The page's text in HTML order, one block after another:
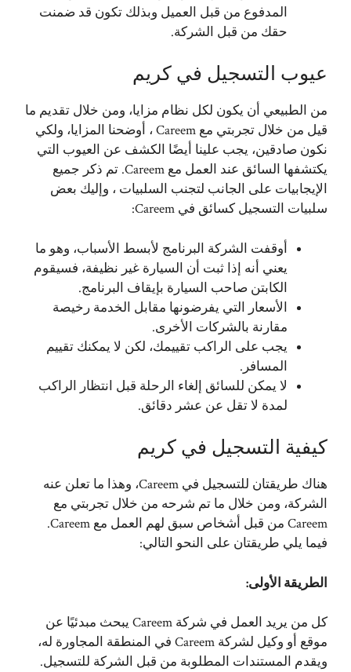
المدفوع من قبل العميل وبذلك تكون قد ضمنت
حقك من قبل الشركة.
عيوب التسجيل في كريم
من الطبيعي أن يكون لكل نظام مزايا، ومن خلال تقديم ما
قيل من خلال تجربتي مع Careem ، أوضحنا المزايا، ولكي
نكون صادقين، يجب علينا أيضًا الكشف عن العيوب التي
يكتشفها السائق عند العمل مع Careem. تم ذكر جميع
الإيجابيات على الجانب لتجنب السلبيات ، وإليك بعض
سلبيات التسجيل كسائق في Careem:
أوقفت الشركة البرنامج لأبسط الأسباب، وهو ما
يعني أنه إذا ثبت أن السيارة غير نظيفة، فسيقوم
الكابتن صاحب السيارة بإيقاف البرنامج.
الأسعار التي يفرضونها مقابل الخدمة رخيصة
مقارنة بالشركات الأخرى.
يجب على الراكب تقييمك، لكن لا يمكنك تقييم
المسافر.
لا يمكن للسائق إلغاء الرحلة قبل انتظار الراكب
لمدة لا تقل عن عشر دقائق.
كيفية التسجيل في كريم
هناك طريقتان للتسجيل في Careem، وهذا ما تعلن عنه
الشركة، ومن خلال ما تم شرحه من خلال تجربتي مع
Careem من قبل أشخاص سبق لهم العمل مع Careem.
فيما يلي طريقتان على النحو التالي:
الطريقة الأولى:
كل من يريد العمل في شركة Careem يبحث مبدئيًا عن
موقع أو وكيل لشركة Careem في المنطقة المجاورة له،
ويقدم المستندات المطلوبة من قبل الشركة للتسجيل.